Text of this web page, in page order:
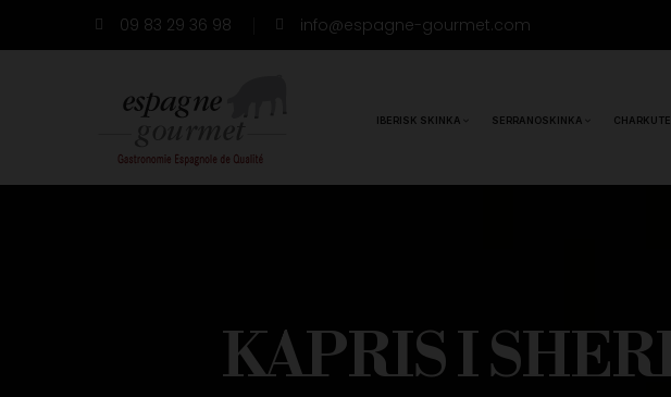
09 83 29 36 98 info@espagne-gourmet.com
IBERISK SKINKA SERRANOSKINKA
KAPRIS I